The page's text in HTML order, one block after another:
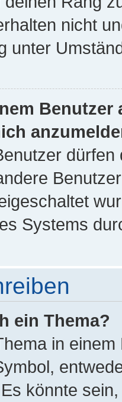
nicht
unter
Systems
ein Thema?
in
könnte